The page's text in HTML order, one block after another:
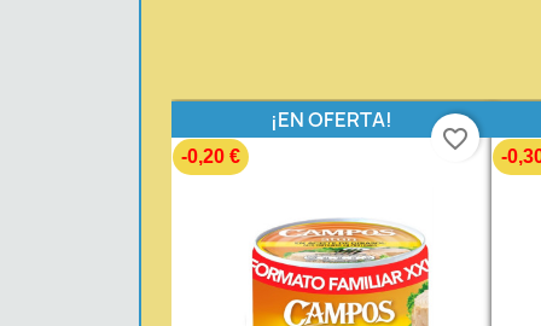
¡EN OFERTA!
-0,20 €
favorite_border
-